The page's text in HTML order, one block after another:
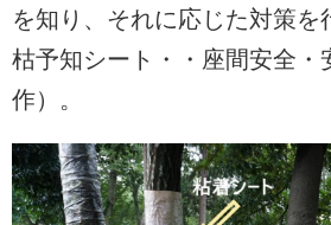
を知り、それに応じた対策
枯予知シート・・座間安全・
作）。